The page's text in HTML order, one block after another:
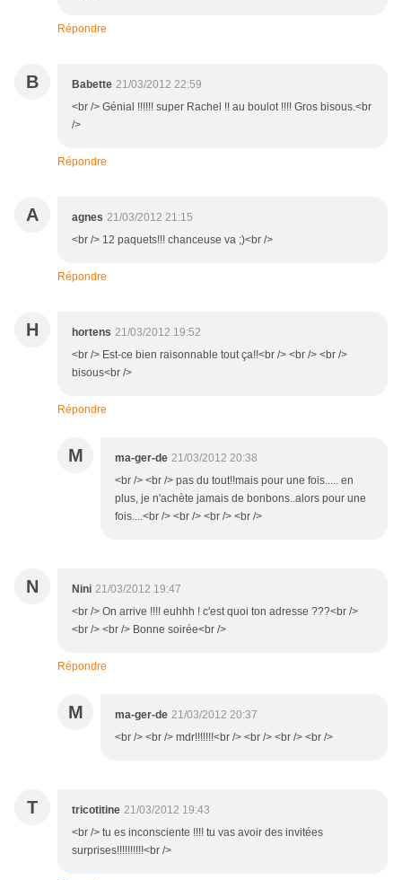
Répondre
B Babette 21/03/2012 22:59
<br /> Génial !!!!!! super Rachel !! au boulot !!!! Gros bisous.<br
/>
Répondre
A agnes 21/03/2012 21:15
<br /> 12 paquets!!! chanceuse va ;)<br />
Répondre
H hortens 21/03/2012 19:52
<br /> Est-ce bien raisonnable tout ça!!<br /> <br /> <br />
bisous<br />
Répondre
M ma-ger-de 21/03/2012 20:38
<br /> <br /> pas du tout!!mais pour une fois..... en
plus, je n'achète jamais de bonbons..alors pour une
fois....<br /> <br /> <br /> <br />
N Nini 21/03/2012 19:47
<br /> On arrive !!!! euhhh ! c'est quoi ton adresse ???<br />
<br /> <br /> Bonne soirée<br />
Répondre
M ma-ger-de 21/03/2012 20:37
<br /> <br /> mdr!!!!!!!<br /> <br /> <br /> <br />
T tricotitine 21/03/2012 19:43
<br /> tu es inconsciente !!!! tu vas avoir des invitées
surprises!!!!!!!!!!<br />